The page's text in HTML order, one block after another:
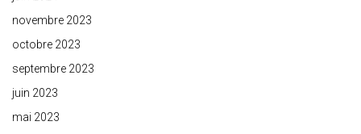
novembre 2023
octobre 2023
septembre 2023
juin 2023
mai 2023